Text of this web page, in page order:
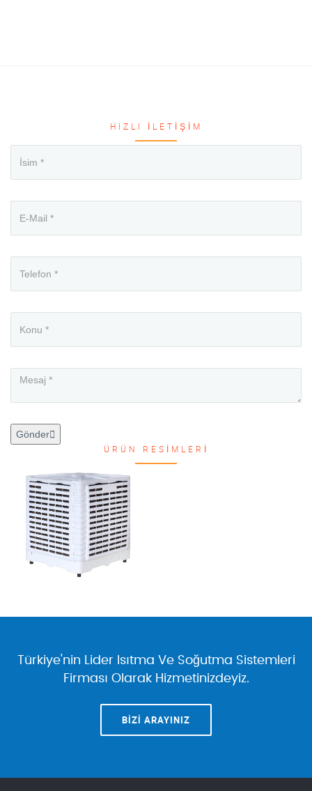
HIZLI İLETIŞIM
Gönder
ÜRÜN RESIMLERI
Türkiye'nin Lider Isıtma Ve Soğutma Sistemleri
Firması Olarak Hizmetinizdeyiz.
BIZI ARAYINIZ